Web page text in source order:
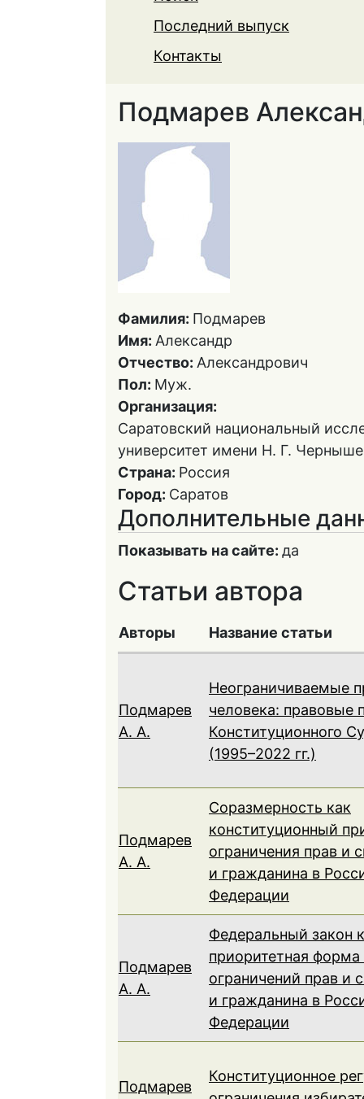
Последний выпуск
Контакты
Подмарев
Фамилия: Подмарев
Имя: Александр
Отчество: Александрович
Пол: Муж.
Организация:
Саратовский национальный
университет имени Н. Г.
Страна: Россия
Город: Саратов
Дополнительные
Показывать на сайте: да
Статьи автора
Авторы Название статьи
Подмарев
А. А.
Неограничиваемые
человека: правовые
Конституционного
(1995–2022 гг.)
Подмарев
А. А.
Соразмерность как
конституционный
ограничения прав и
и гражданина в
Федерации
Подмарев
А. А.
Федеральный закон
приоритетная форма
ограничений прав и
и гражданина в
Федерации
Подмарев
Конституционное